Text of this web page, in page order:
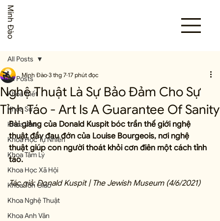
Minh Đào
All Posts
Khoa Triết
Khoa Sử
Khoa Văn
Khoa Học Tự Nhiên
Khoa Tâm Lý
Khoa Học Xã Hội
Khoa Tôn Giáo
Khoa Nghệ Thuật
Khoa Anh Văn
All Posts
Nghệ Thuật Là Sự Bảo Đảm Cho Sự
Tỉnh Táo - Art Is A Guarantee Of Sanity
Minh Đào 3 thg 7 17 phút đọc
Bài giảng của Donald Kuspit bóc trần thế giới nghệ
thuật đầy đau đớn của Louise Bourgeois, nơi nghệ
thuật giúp con người thoát khỏi cơn điên một cách tỉnh
táo.
Tác giả: Donald Kuspit | The Jewish Museum (4/6/2021)